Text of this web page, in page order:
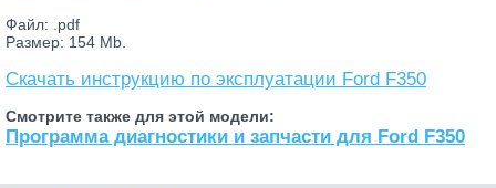
Файл: .pdf
Размер: 154 Mb.
Скачать инструкцию по эксплуатации Ford F350
Смотрите также для этой модели:
Программа диагностики и запчасти для Ford F350